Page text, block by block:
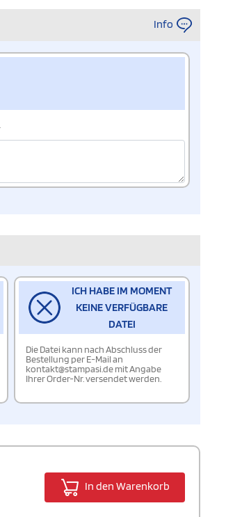
Info
ICH HABE IM MOMENT
KEINE VERFÜGBARE
DATEI
Die Datei kann nach Abschluss der
Bestellung per E-Mail an
kontakt@stampasi.de mit Angabe
Ihrer Order-Nr. versendet werden.
In den Warenkorb